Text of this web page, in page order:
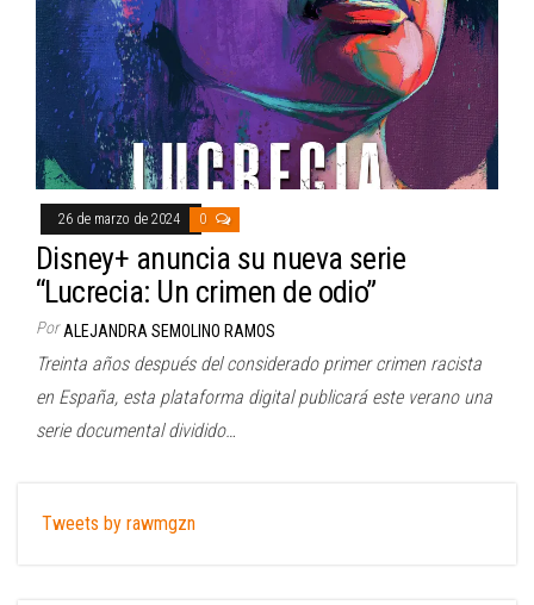
26 de marzo de 2024 0
Disney+ anuncia su nueva serie
“Lucrecia: Un crimen de odio”
Por ALEJANDRA SEMOLINO RAMOS
Treinta años después del considerado primer crimen racista
en España, esta plataforma digital publicará este verano una
serie documental dividido…
Tweets by rawmgzn